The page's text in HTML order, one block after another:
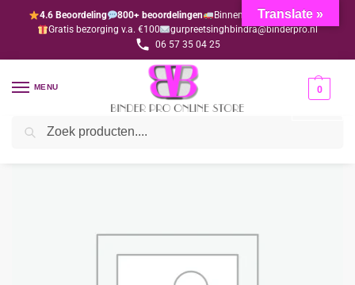
4.6 Beoordeling 800+ beoordelingen
Binnen 1-3 dagen geleverd
Gratis bezorging v.a. €100
gurpreetsinghbindra@binderpro.nl
06 57 35 04 25
MENU 0
Home Bedankjesafdeling
Translate »